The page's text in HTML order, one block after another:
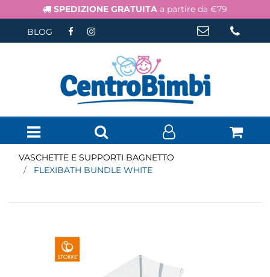
SPEDIZIONE GRATUITA a partire da €79
BLOG
Open menu
VASCHETTE E SUPPORTI BAGNETTO
FLEXIBATH BUNDLE WHITE